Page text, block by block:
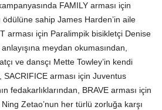
FAMILY arması için
ödülüne sahip James Harden’in aile
arması için Paralimpik bisikletçi Denise
meydan okumasından,
ve dansçı Mette Towley’in kendi
SACRIFICE arması için Juventus
fedakarlıklarından, BRAVE arması için
Zetao’nun her türlü zorluğa karşı